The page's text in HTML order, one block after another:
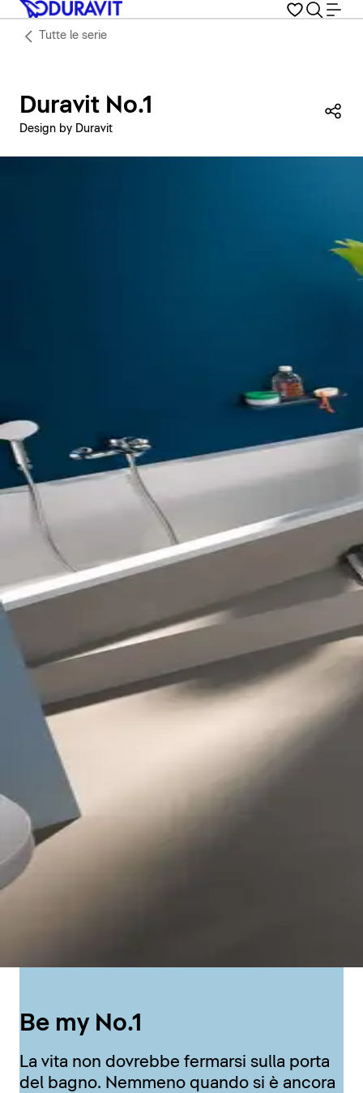
Tutte le serie
Duravit No.1
Design by Duravit
Be my No.1
La vita non dovrebbe fermarsi sulla porta
del bagno. Nemmeno quando si è ancora